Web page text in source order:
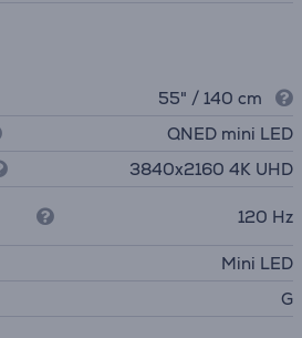
55" / 140 cm
QNED mini LED
3840х2160 4K UHD
120 Hz
Mini LED
G